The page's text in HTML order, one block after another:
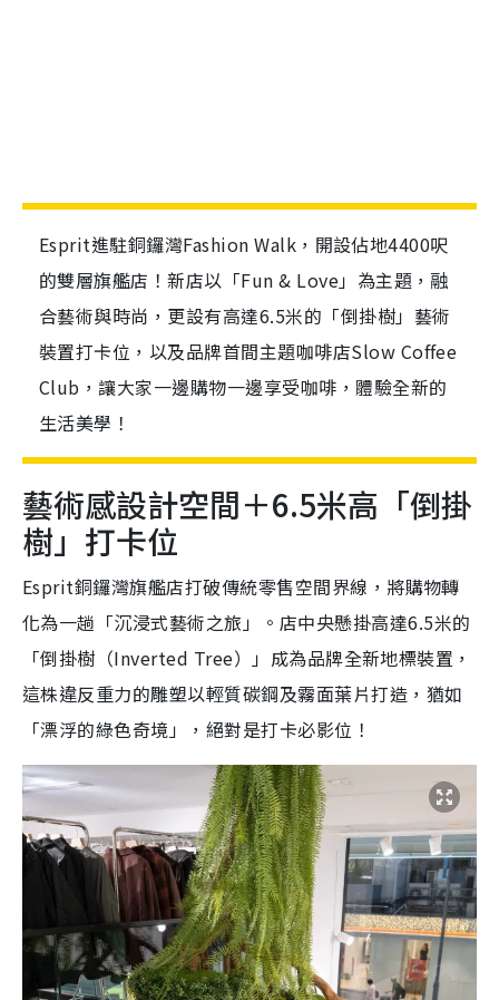
Esprit進駐銅鑼灣Fashion Walk，開設佔地4400呎
的雙層旗艦店！新店以「Fun & Love」為主題，融
合藝術與時尚，更設有高達6.5米的「倒掛樹」藝術
裝置打卡位，以及品牌首間主題咖啡店Slow Coffee
Club，讓大家一邊購物一邊享受咖啡，體驗全新的
生活美學！
藝術感設計空間＋6.5米高「倒掛
樹」打卡位
Esprit銅鑼灣旗艦店打破傳統零售空間界線， 將購物轉
化為一趟「沉浸式藝術之旅」。店中央懸掛高達6.5米的
「倒掛樹（Inverted Tree）」成為品牌全新地標裝置，
這株違反重力的雕塑以輕質碳鋼及霧面葉片打造，猶如
「漂浮的綠色奇境」，絕對是打卡必影位！